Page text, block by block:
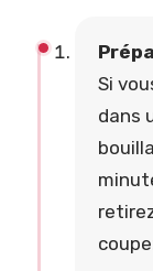
Si
dans